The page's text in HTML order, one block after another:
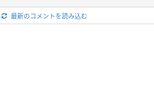
最新のコメントを読み込む